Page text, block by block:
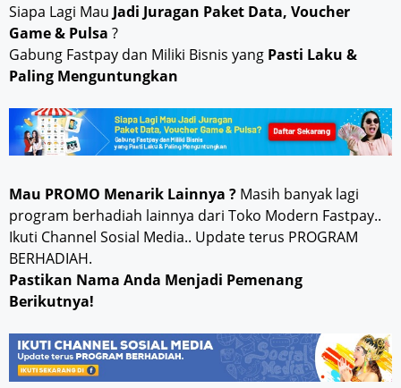
Siapa Lagi Mau Jadi Juragan Paket Data, Voucher
Game & Pulsa ?
Gabung Fastpay dan Miliki Bisnis yang Pasti Laku &
Paling Menguntungkan
Mau PROMO Menarik Lainnya ? Masih banyak lagi
program berhadiah lainnya dari Toko Modern Fastpay..
Ikuti Channel Sosial Media.. Update terus PROGRAM
BERHADIAH.
Pastikan Nama Anda Menjadi Pemenang
Berikutnya!